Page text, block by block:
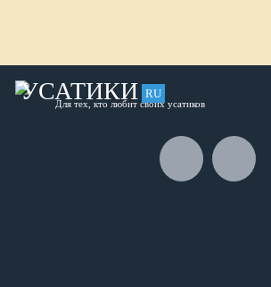
УСАТИКИ RU
Для тех, кто любит своих усатиков